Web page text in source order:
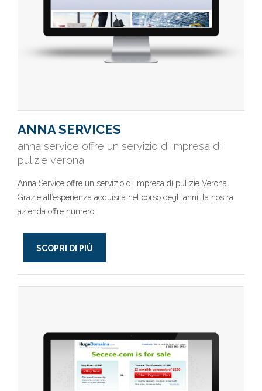
ANNA SERVICES
anna service offre un servizio di impresa di
pulizie verona
Anna Service offre un servizio di impresa di pulizie Verona.
Grazie all’esperienza acquisita nel corso degli anni, la nostra
azienda offre numero..
SCOPRI DI PIÙ